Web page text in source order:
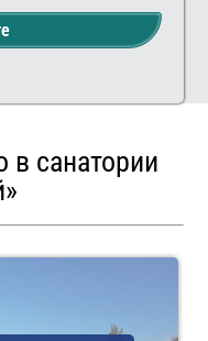
в санатории